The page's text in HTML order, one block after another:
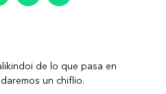
de lo que pasa en
un chiflio.